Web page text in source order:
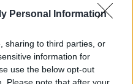
Personal Information
sharing to third parties, or
information for
use the below opt-out
Please note that after your
hrane
kako ste se v
se je, da redno
sladkorjem in